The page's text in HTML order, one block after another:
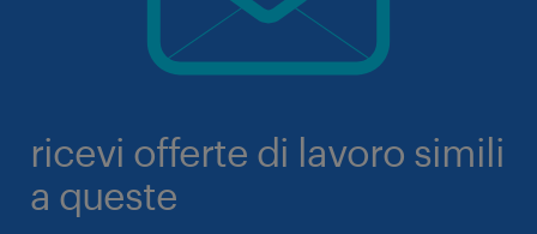
ricevi offerte di lavoro simili
a queste